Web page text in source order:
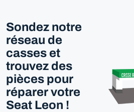
Sondez notre
réseau de
casses et
trouvez des
pièces pour
réparer votre
Seat Leon !